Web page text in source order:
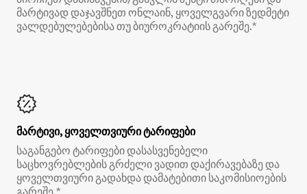
მარტივად დაჯავშნეთ ონლაინ, ყოველგვარი ზედმეტი
ვალდებულებებისა თუ ბიუროკრატიის გარეშე.*
მარტივი, ყოველთვიური ტარიფები
საგანგებო ტარიფები დასასვენებელი
საცხოვრებლების გრძელი ვადით დაქირავებაზე და
ყოველთვიური გადახდა დამატებითი საკომისიოების